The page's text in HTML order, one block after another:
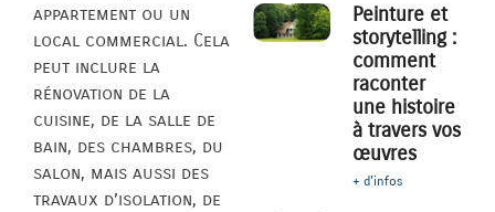
appartement ou un
local commercial. Cela
peut inclure la
rénovation de la
cuisine, de la salle de
bain, des chambres, du
salon, mais aussi des
travaux d’isolation, de
Peinture et
storytelling :
comment
raconter
une histoire
à travers vos
œuvres
+ d'infos